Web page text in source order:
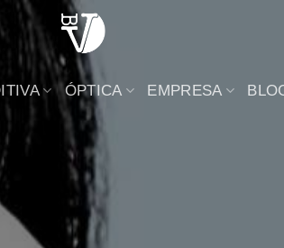
ÓPTICA EMPRESA